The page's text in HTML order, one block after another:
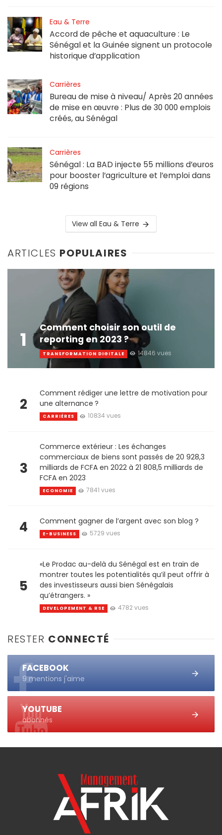
Eau & Terre
Accord de pêche et aquaculture : Le
Sénégal et la Guinée signent un protocole
historique d’application
Carrières
Bureau de mise à niveau/ Après 20 années
de mise en œuvre : Plus de 30 000 emplois
créés, au Sénégal
Carrières
Sénégal : La BAD injecte 55 millions d’euros
pour booster l’agriculture et l’emploi dans
09 régions
View all Eau & Terre
ARTICLES POPULAIRES
1
Comment choisir son outil de
reporting en 2023 ?
TRANSFORMATION DIGITALE 14846 vues
2
Comment rédiger une lettre de motivation pour
une alternance ?
CARRIÈRES 10834 vues
3
Commerce extérieur : Les échanges
commerciaux de biens sont passés de 20 928,3
milliards de FCFA en 2022 à 21 808,5 milliards de
FCFA en 2023
ECONOMIE 7841 vues
4 Comment gagner de l’argent avec son blog ?
E-BUSINESS 5729 vues
5
«Le Prodac au-delà du Sénégal est en train de
montrer toutes les potentialités qu’il peut offrir à
des investisseurs aussi bien Sénégalais
qu’étrangers. »
DEVELOPEMENT & RSE 4782 vues
RESTER CONNECTÉ
FACEBOOK
9 mentions j'aime
YOUTUBE
abonnés